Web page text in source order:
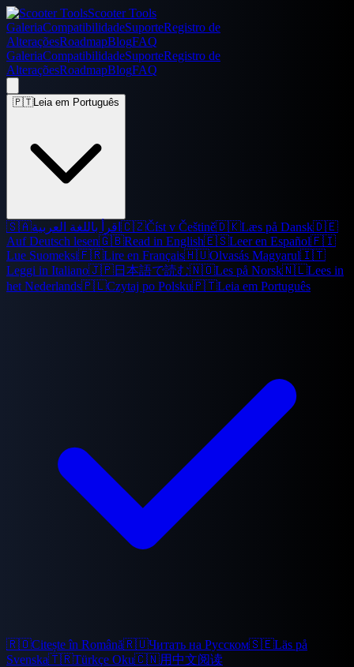
Scooter Tools
GaleriaCompatibilidadeSuporteRegistro de
AlteraçõesRoadmapBlogFAQ
GaleriaCompatibilidadeSuporteRegistro de
AlteraçõesRoadmapBlogFAQ
🇵🇹Leia em Português
🇸🇦اقرأ باللغة العربية 🇨🇿Číst v Češtině🇩🇰Læs på Dansk🇩🇪
Auf Deutsch lesen🇬🇧Read in English🇪🇸Leer en Español🇫🇮
Lue Suomeksi🇫🇷Lire en Français🇭🇺Olvasás Magyarul🇮🇹
Leggi in Italiano🇯🇵日本語で読む🇳🇴Les på Norsk🇳🇱Lees in
het Nederlands🇵🇱Czytaj po Polsku🇵🇹Leia em Português
🇷🇴Citește în Română🇷🇺Читать на Русском🇸🇪Läs på
Svenska🇹🇷Türkçe Oku🇨🇳用中文阅读